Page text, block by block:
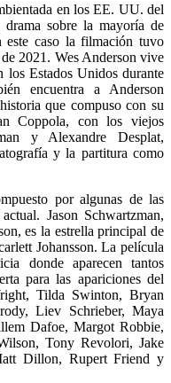
en los EE. UU. del
sobre la mayoría de
este caso la filmación tuvo
2021. Wes Anderson vive
los Estados Unidos durante
encuentra a Anderson
que compuso con su
Coppola, con los viejos
y Alexandre Desplat,
y la partitura como
por algunas de las
Jason Schwartzman,
es la estrella principal de
Johansson. La película
donde aparecen tantos
para las apariciones del
Tilda Swinton, Bryan
Liev Schrieber, Maya
Dafoe, Margot Robbie,
Tony Revolori, Jake
Dillon, Rupert Friend y